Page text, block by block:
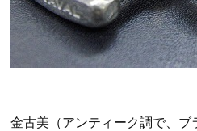
金古美（アンティーク調で、ブ